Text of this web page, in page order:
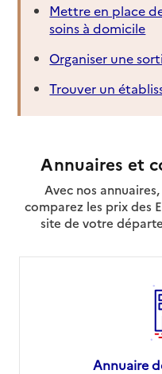
Mettre en place
soins à domicile
Organiser une
Trouver un
Annuaires et
Avec nos
comparez les prix des
site de votre
Annuaire